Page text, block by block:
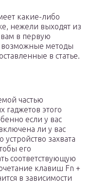
какие-либо
нежели выходят из
вам в первую
возможные методы
в статье.
частью
гаджетов этого
если у вас
ли у вас
захвата
его
соответствующую
клавиш Fn +
в зависимости